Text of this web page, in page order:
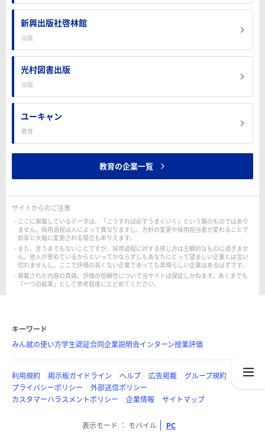
新興出版社啓林館
出版
光村図書出版
出版
ユーキャン
教育
教育の企業一覧
サイトからのご注意
ここに掲載しているデータは、「こうすれば必ずうまくいく」という類のものではあり
ません。採用過程は人によって異なりますし、方針の変更や採用担当者が変わることで
前年と大幅に変更される場合もありえます。
また、言うまでもないことですが、採用過程に対する感じ方は主観的なものに過ぎませ
ん。他人が誉めているからといってかならずしもあなたにとって望ましい企業とは言い
切れませんし、ここで評価の高くない企業であっても素晴らしい企業はあるはずです。
掲載された内容の真偽、評価の信頼性について当サイトは保証しかねます。あくまでも
「一つの結果」として参考程度にとどめてください。
キーワード
みん就の使い方学生認証合同企業説明会インターン授業評価
利用規約 掲示板ガイドライン ヘルプ 広告掲載
グループ規約
プライバシーポリシー
外部送信ポリシー
カスタマーハラスメントポリシー
企業情報 サイトマップ
表示モード モバイル PC